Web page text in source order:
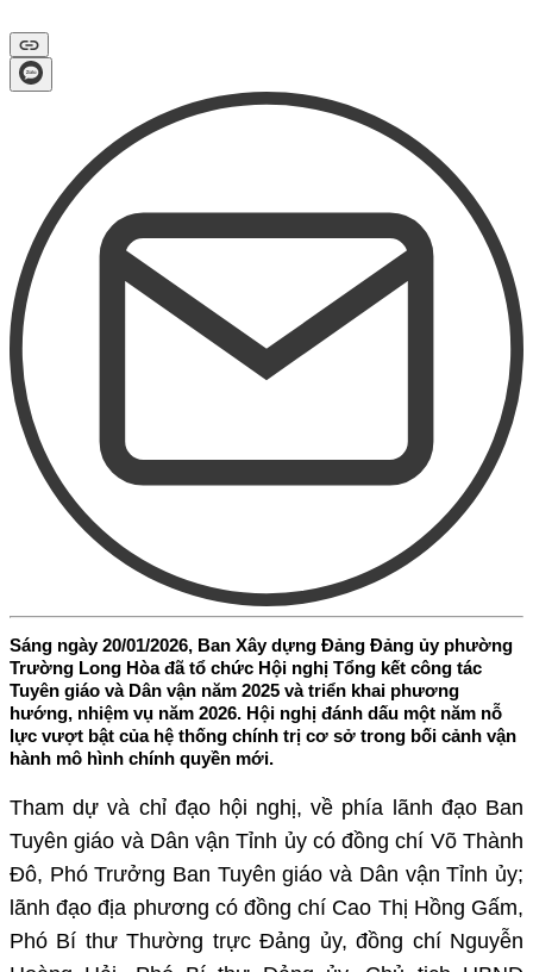
Sáng ngày 20/01/2026, Ban Xây dựng Đảng Đảng ủy phường
Trường Long Hòa đã tổ chức Hội nghị Tổng kết công tác
Tuyên giáo và Dân vận năm 2025 và triển khai phương
hướng, nhiệm vụ năm 2026. Hội nghị đánh dấu một năm nỗ
lực vượt bật của hệ thống chính trị cơ sở trong bối cảnh vận
hành mô hình chính quyền mới.
Tham dự và chỉ đạo hội nghị, về phía lãnh đạo Ban
Tuyên giáo và Dân vận Tỉnh ủy có đồng chí Võ Thành
Đô, Phó Trưởng Ban Tuyên giáo và Dân vận Tỉnh ủy;
lãnh đạo địa phương có đồng chí Cao Thị Hồng Gấm,
Phó Bí thư Thường trực Đảng ủy, đồng chí Nguyễn